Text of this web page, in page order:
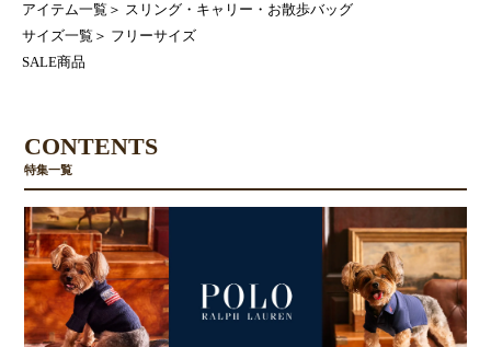
アイテム一覧 ＞ スリング・キャリー・お散歩バッグ
サイズ一覧 ＞ フリーサイズ
SALE商品
CONTENTS
特集一覧